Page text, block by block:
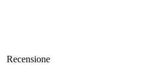
Recensione